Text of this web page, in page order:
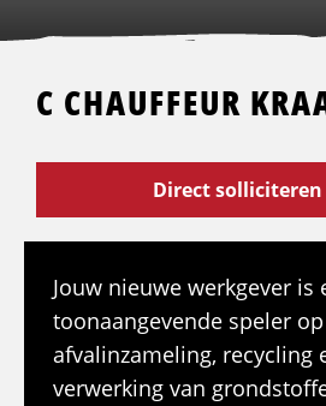
C CHAUFFEUR
Direct solliciteren
Jouw nieuwe werkgever is
toonaangevende speler
afvalinzameling, recycling
verwerking van